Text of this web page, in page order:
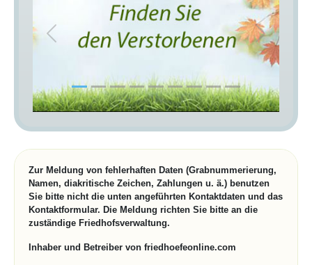
Previous Next
Zur Meldung von fehlerhaften Daten (Grabnummerierung,
Namen, diakritische Zeichen, Zahlungen u. ä.) benutzen
Sie bitte nicht die unten angeführten Kontaktdaten und das
Kontaktformular. Die Meldung richten Sie bitte an die
zuständige Friedhofsverwaltung.
Inhaber und Betreiber von friedhoefeonline.com